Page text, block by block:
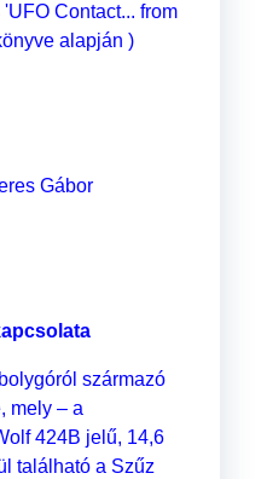
Contact... from
alapján )
Gábor
származó
mely – a
424B jelű, 14,6
található a Szűz